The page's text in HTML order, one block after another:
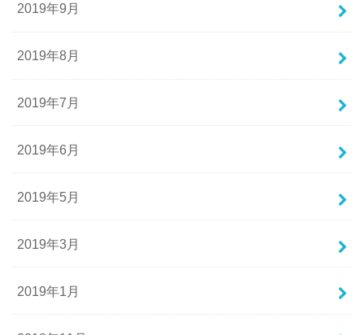
2019年9月
2019年8月
2019年7月
2019年6月
2019年5月
2019年3月
2019年1月